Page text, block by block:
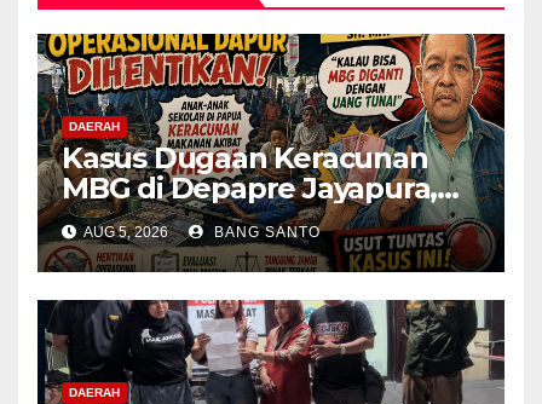
DAERAH
Kasus Dugaan Keracunan
MBG di Depapre Jayapura,
Aktivis Papua Minta
Operasional Dapur
Dihentikan & Evaluasi
Menyeluruh
AUG 5, 2026 BANG SANTO
DAERAH